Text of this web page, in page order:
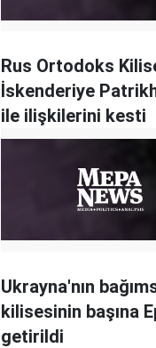
Rus Ortodoks
İskenderiye
ile ilişkilerini kesti
Ukrayna'nın
kilisesinin başına
getirildi